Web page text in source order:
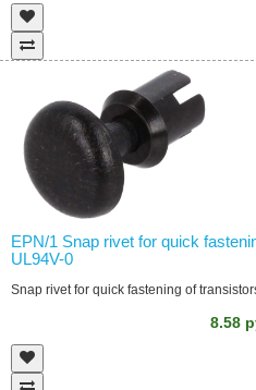
EPN/1 Snap rivet for quick
UL94V-0
Snap rivet for quick fastening of
8.58